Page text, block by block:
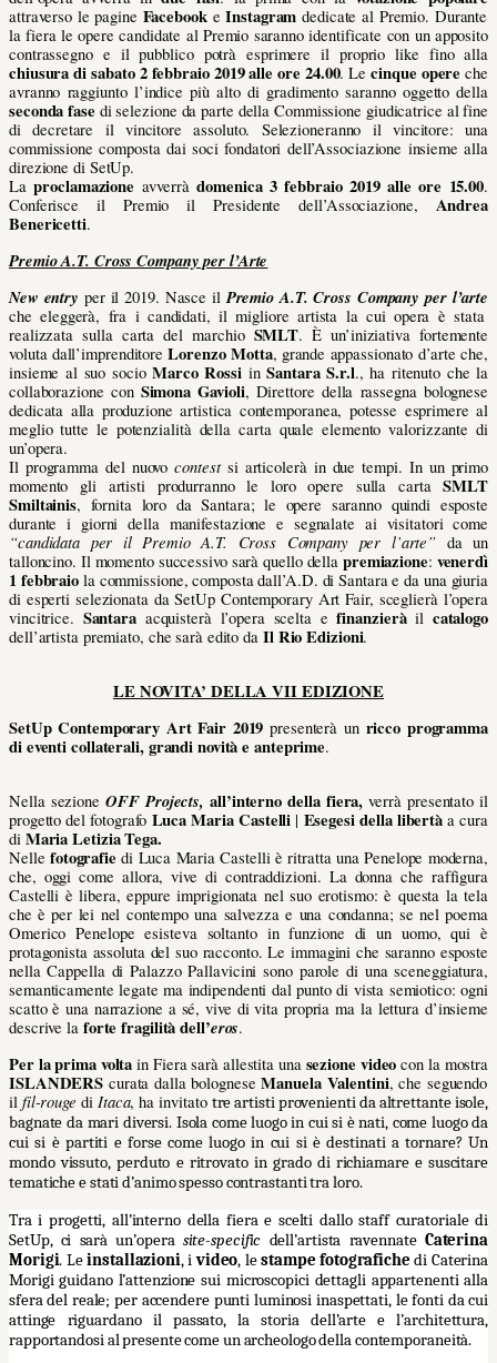
attraverso le pagine FacebookeInstagram dedicate al Premio. Durante
la fiera le opere candidate al Premio saranno identificate con un apposito
contrassegno e il pubblico potrà esprimere il proprio like fino alla
chiusura di sabato 2 febbraio 2019 alle ore 24.00. Lecinque opere che
avranno raggiunto l’indice più alto di gradimento saranno oggetto della
seconda fase di selezione da parte della Commissione giudicatrice al fine
di decretare il vincitore assoluto. Selezioneranno il vincitore: una
commissione composta dai soci fondatori dell’Associazione insieme alla
direzione di SetUp.
Laproclamazione avverràdomenica 3 febbraio 2019 alle ore 15.00.
Conferisce il Premio il Presidente dell’Associazione, Andrea
Benericetti.
Premio A.T. Cross Company per l’Arte
New entry per il 2019. Nasce il Premio A.T. Cross Company per l’arte
che eleggerà, fra i candidati, il migliore artista la cui opera è stata
realizzata sulla carta del marchio SMLT. È un’iniziativa fortemente
voluta dall’imprenditoreLorenzo Motta, grande appassionato d’arte che,
insieme al suo socioMarco Rossi inSantara S.r.l., ha ritenuto che la
collaborazione con Simona Gavioli, Direttore della rassegna bolognese
dedicata alla produzione artistica contemporanea, potesse esprimere al
meglio tutte le potenzialità della carta quale elemento valorizzante di
un’opera.
Il programma del nuovocontestsi articolerà in due tempi. In un primo
momento gli artisti produrranno le loro opere sulla cartaSMLT
Smiltainis, fornita loro da Santara; le opere saranno quindi esposte
durante i giorni della manifestazione e segnalate ai visitatori come
“candidata per il Premio A.T. Cross Company per l’arte” da un
talloncino. Il momento successivo sarà quello della premiazione: venerdì
1 febbraio la commissione, composta dall’A.D. di Santara e da una giuria
di esperti selezionata da SetUp Contemporary Art Fair, sceglierà l’opera
vincitrice. Santaraacquisterà l’opera scelta efinanzieràil catalogo
dell’artista premiato, che sarà edito da Il Rio Edizioni.
LE NOVITA’ DELLA VII EDIZIONE
SetUp Contemporary Art Fair 2019 presenterà un ricco programma
di eventi collaterali, grandi novità e anteprime.
Nella sezioneOFF Projects, all’interno della fiera,verrà presentato il
progetto del fotografo Luca Maria Castelli | Esegesi della libertàa cura
di Maria Letizia Tega.
Nelle fotografie di Luca Maria Castelli è ritratta una Penelope moderna,
che, oggi come allora, vive di contraddizioni. La donna che raffigura
Castelli è libera, eppure imprigionata nel suo erotismo: è questa la tela
che è per lei nel contempo una salvezza e una condanna; se nel poema
Omerico Penelope esisteva soltanto in funzione di un uomo, qui è
protagonista assoluta del suo racconto. Le immagini che saranno esposte
nella Cappella di Palazzo Pallavicini sono parole di una sceneggiatura,
semanticamente legate ma indipendenti dal punto di vista semiotico: ogni
scatto è una narrazione a sé, vive di vita propria ma la lettura d’insieme
descrive la forte fragilità dell’eros.
Per la prima volta in Fiera sarà allestita una sezione videocon la mostra
ISLANDERS curata dalla bologneseManuela Valentini, che seguendo
il fil-rouge di Itaca, ha invitato tre artisti provenienti da altrettante isole,
bagnate da mari diversi. Isola come luogo in cui si è nati, come luogo da
cui si è partiti e forse come luogo in cui si è destinati a tornare? Un
mondo vissuto, perduto e ritrovato in grado di richiamare e suscitare
tematiche e stati d’animo spesso contrastanti tra loro.
Tra i progetti, all’interno della fiera e scelti dallo staff curatoriale di
SetUp, ci sarà un’opera site-specific dell’artista ravennate Caterina
Morigi. Leinstallazioni, ivideo, lestampe fotografiche di Caterina
Morigi guidano l’attenzione sui microscopici dettagli appartenenti alla
sfera del reale; per accendere punti luminosi inaspettati, le fonti da cui
attinge riguardano il passato, la storia dell’arte e l’architettura,
rapportandosi al presente come un archeologo della contemporaneità.